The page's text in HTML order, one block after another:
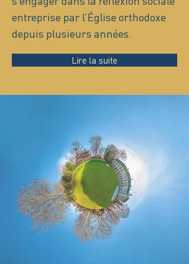
entreprise par l’Église orthodoxe
depuis plusieurs années.
Lire la suite